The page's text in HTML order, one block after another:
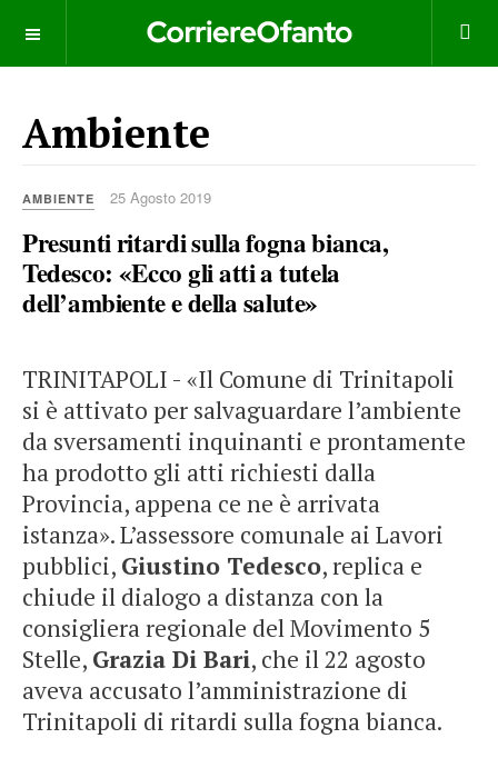
Ambiente
AMBIENTE 25 Agosto 2019
Presunti ritardi sulla fogna bianca,
Tedesco: «Ecco gli atti a tutela
dell’ambiente e della salute»
TRINITAPOLI - «Il Comune di Trinitapoli
si è attivato per salvaguardare l’ambiente
da sversamenti inquinanti e prontamente
ha prodotto gli atti richiesti dalla
Provincia, appena ce ne è arrivata
istanza». L’assessore comunale ai Lavori
pubblici, Giustino Tedesco, replica e
chiude il dialogo a distanza con la
consigliera regionale del Movimento 5
Stelle, Grazia Di Bari, che il 22 agosto
aveva accusato l’amministrazione di
Trinitapoli di ritardi sulla fogna bianca.